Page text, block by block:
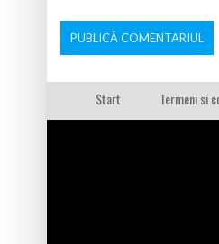
Start Termeni si